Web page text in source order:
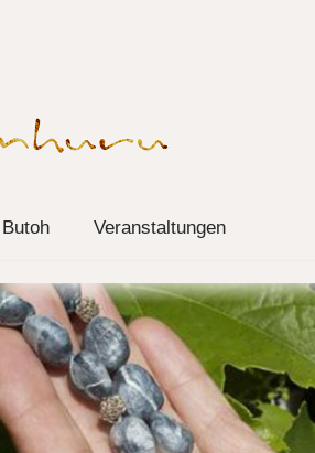
Butoh Veranstaltungen